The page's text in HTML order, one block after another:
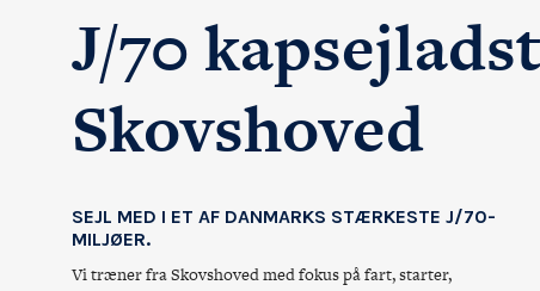
J/70
Skovshoved
SEJL MED I ET AF DANMARKS STÆRKESTE J/70-
MILJØER.
Vi træner fra Skovshoved med fokus på fart, starter,